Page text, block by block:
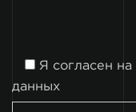
Я согласен на
данных